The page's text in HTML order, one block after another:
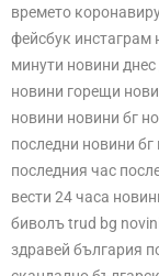
времето
фейсбук инстаграм
минути новини
новини горещи
новини новини бг
последни новини бг
последния час
вести 24 часа
биволъ trud bg
здравей българия